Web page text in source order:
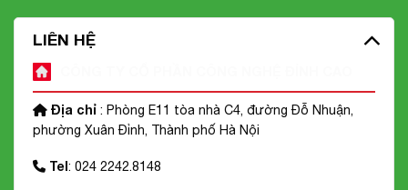
LIÊN HỆ
Địa chỉ : Phòng E11 tòa nhà C4, đường Đỗ Nhuận,
phường Xuân Đỉnh, Thành phố Hà Nội
Tel: 024 2242.8148